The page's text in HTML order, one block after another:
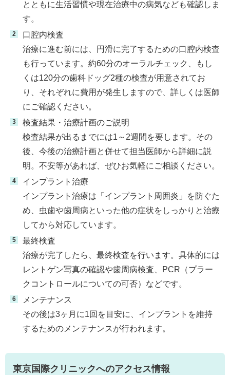
とともに生活習慣や現在治療中の病気なども確認しま
す。
口腔内検査
治療に進む前には、円滑に完了するための口腔内検査
も行っています。約60分のオーラルチェック、もし
くは120分の歯科ドッグ2種の検査が用意されてお
り、それぞれに費用が発生しますので、詳しくは医師
にご確認ください。
検査結果・治療計画のご説明
検査結果が出るまでには1～2週間を要します。その
後、今後の治療計画と併せて担当医師から詳細に説
明。不安等があれば、ぜひお気軽にご相談ください。
インプラント治療
インプラント治療は「インプラント周囲炎」を防ぐた
め、虫歯や歯周病といった他の症状をしっかりと治療
してから対応しています。
最終検査
治療が完了したら、最終検査を行います。具体的には
レントゲン写真の確認や歯周病検査、PCR（プラー
クコントロールについての可否）などです。
メンテナンス
その後は3ヶ月に1回を目安に、インプラントを維持
するためのメンテナンスが行われます。
東京国際クリニックへのアクセス情報